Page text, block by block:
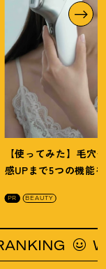
【使ってみた】毛穴
感UPまで5つの機能
PR BEAUTY